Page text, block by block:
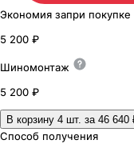
Экономия запри покупке
5 200 ₽
Шиномонтаж
5 200 ₽
В корзину 4 шт. за 46 640
Способ получения